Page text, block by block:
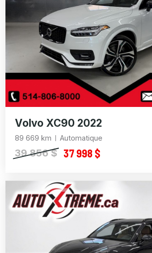
Volvo XC90 2022
89 669 km Automatique
39 856 $ 37 998 $